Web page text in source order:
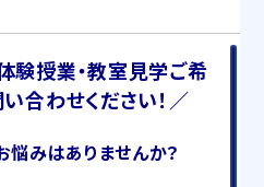
験授業・教室見学ご希
合わせください！／
みはありませんか？